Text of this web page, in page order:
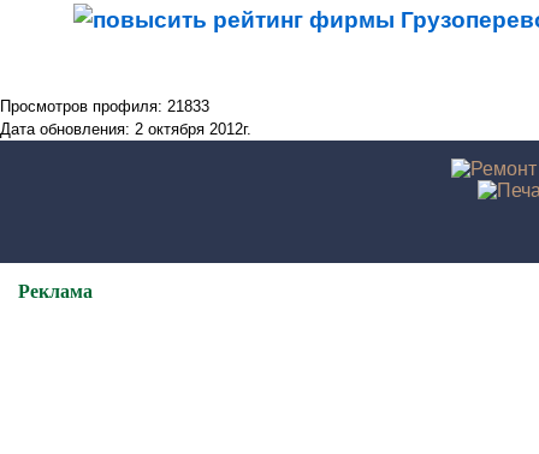
Просмотров профиля: 21833
Дата обновления: 2 октября 2012г.
Реклама